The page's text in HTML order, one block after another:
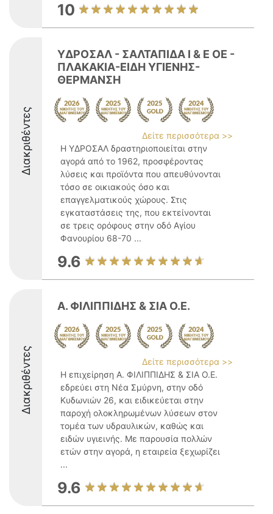
10
Διακριθέντες
ΥΔΡΟΣΑΛ - ΣΑΛΤΑΠΙΔΑ Ι & Ε ΟΕ -
ΠΛΑΚΑΚΙΑ-ΕΙΔΗ ΥΓΙΕΝΗΣ-
ΘΕΡΜΑΝΣΗ
Δείτε περισσότερα >>
Η ΥΔΡΟΣΑΛ δραστηριοποιείται στην
αγορά από το 1962, προσφέροντας
λύσεις και προϊόντα που απευθύνονται
τόσο σε οικιακούς όσο και
επαγγελματικούς χώρους. Στις
εγκαταστάσεις της, που εκτείνονται
σε τρεις ορόφους στην οδό Αγίου
Φανουρίου 68-70 ...
9.6
Διακριθέντες
Α. ΦΙΛΙΠΠΙΔΗΣ & ΣΙΑ Ο.Ε.
Δείτε περισσότερα >>
Η επιχείρηση Α. ΦΙΛΙΠΠΙΔΗΣ & ΣΙΑ Ο.Ε.
εδρεύει στη Νέα Σμύρνη, στην οδό
Κυδωνιών 26, και ειδικεύεται στην
παροχή ολοκληρωμένων λύσεων στον
τομέα των υδραυλικών, καθώς και
ειδών υγιεινής. Με παρουσία πολλών
ετών στην αγορά, η εταιρεία ξεχωρίζει
...
9.6